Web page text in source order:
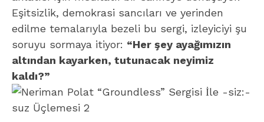
Eşitsizlik, demokrasi sancıları ve yerinden
edilme temalarıyla bezeli bu sergi, izleyiciyi şu
soruyu sormaya itiyor: “Her şey ayağımızın
altından kayarken, tutunacak neyimiz
kaldı?”